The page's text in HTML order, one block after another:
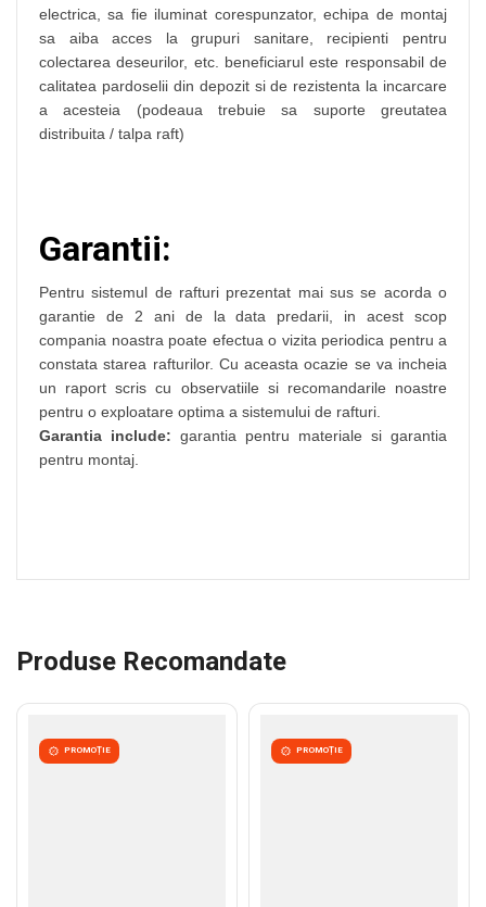
electrica, sa fie iluminat corespunzator, echipa de montaj
sa aiba acces la grupuri sanitare, recipienti pentru
colectarea deseurilor, etc. beneficiarul este responsabil de
calitatea pardoselii din depozit si de rezistenta la incarcare
a acesteia (podeaua trebuie sa suporte greutatea
distribuita / talpa raft)
Garantii:
Pentru sistemul de rafturi prezentat mai sus se acorda o
garantie de 2 ani de la data predarii, in acest scop
compania noastra poate efectua o vizita periodica pentru a
constata starea rafturilor. Cu aceasta ocazie se va incheia
un raport scris cu observatiile si recomandarile noastre
pentru o exploatare optima a sistemului de rafturi.
Garantia include: garantia pentru materiale si garantia
pentru montaj.
Produse Recomandate
PROMOȚIE PROMOȚIE